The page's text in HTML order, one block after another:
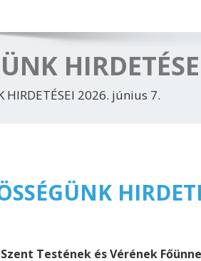
HIRDETÉSEI 2026. június 7.
Testének és Vérének